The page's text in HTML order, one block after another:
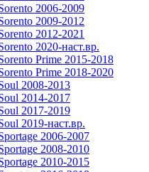
2006-2009
2009-2012
2012-2021
2020-наст.вр.
Prime 2015-2018
Prime 2018-2020
2008-2013
2014-2017
2017-2019
2019-наст.вр.
2006-2007
2008-2010
2010-2015